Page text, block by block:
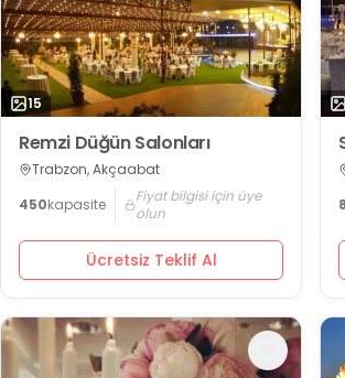
15
Remzi Düğün Salonları
Trabzon, Akçaabat
450kapasite
Fiyat bilgisi için üye
olun
Ücretsiz Teklif Al